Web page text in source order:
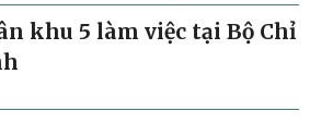
khu 5 làm việc tại Bộ Chỉ